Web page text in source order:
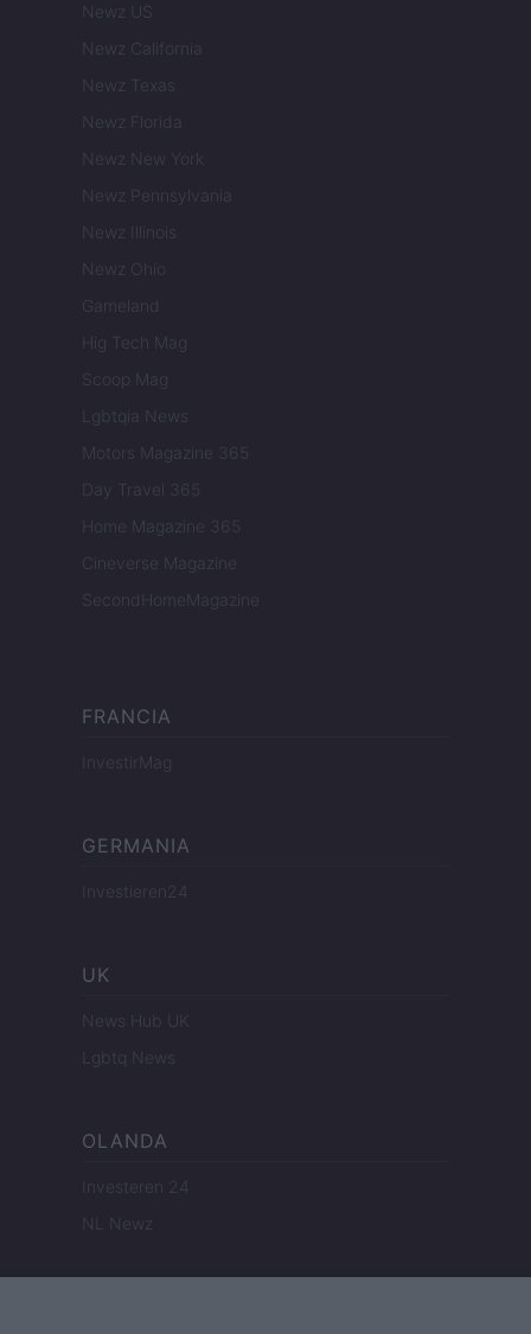
Newz US
Newz California
Newz Texas
Newz Florida
Newz New York
Newz Pennsylvania
Newz Illinois
Newz Ohio
Gameland
Hig Tech Mag
Scoop Mag
Lgbtqia News
Motors Magazine 365
Day Travel 365
Home Magazine 365
Cineverse Magazine
SecondHomeMagazine
FRANCIA
InvestirMag
GERMANIA
Investieren24
UK
News Hub UK
Lgbtq News
OLANDA
Investeren 24
NL Newz